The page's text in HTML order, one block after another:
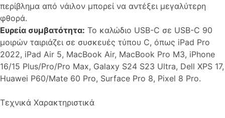
περίβλημα από νάιλον μπορεί να αντέξει μεγαλύτερη
φθορά.
Ευρεία συμβατότητα: Το καλώδιο USB-C σε USB-C 90
μοιρών ταιριάζει σε συσκευές τύπου C, όπως iPad Pro
2022, iPad Air 5, MacBook Air, MacBook Pro M3, iPhone
16/15 Plus/Pro/Pro Max, Galaxy S24 S23 Ultra, Dell XPS 17,
Huawei P60/Mate 60 Pro, Surface Pro 8, Pixel 8 Pro.
Τεχνικά Χαρακτηριστικά